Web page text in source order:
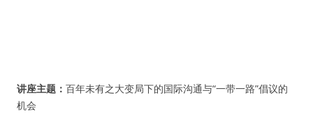
讲座主题： 百年未有之大变局下的国际沟通与“一带一路”倡议的
机会